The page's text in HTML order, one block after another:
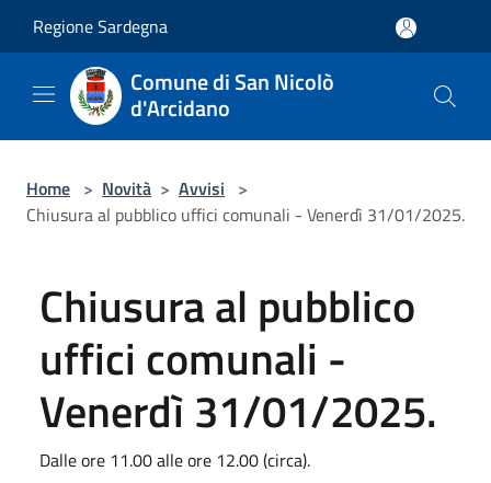
Regione Sardegna
Comune di San Nicolò
d'Arcidano
Home > Novità > Avvisi >
Chiusura al pubblico uffici comunali - Venerdì 31/01/2025.
Chiusura al pubblico
uffici comunali -
Venerdì 31/01/2025.
Dalle ore 11.00 alle ore 12.00 (circa).